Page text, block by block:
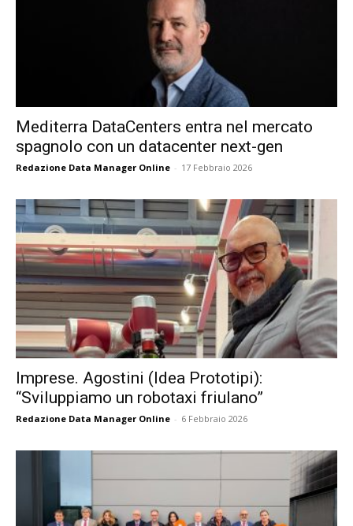
Mediterra DataCenters entra nel mercato
spagnolo con un datacenter next-gen
Redazione Data Manager Online - 17 Febbraio 2026
Imprese. Agostini (Idea Prototipi):
“Sviluppiamo un robotaxi friulano”
Redazione Data Manager Online - 6 Febbraio 2026